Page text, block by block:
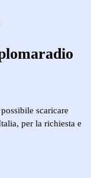
scaricare
per la richiesta e